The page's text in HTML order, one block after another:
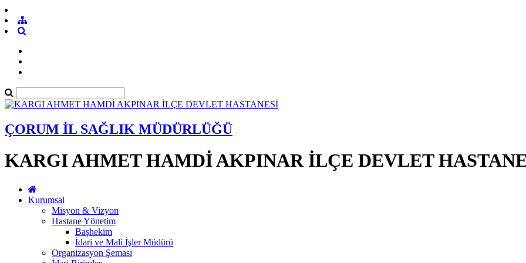
ÇORUM İL SAĞLIK MÜDÜRLÜĞÜ
KARGI AHMET HAMDİ AKPINAR İLÇE DEVLET
Kurumsal
Misyon & Vizyon
Hastane Yönetim
Başhekim
İdari ve Mali İşler Müdürü
Organizasyon Şeması